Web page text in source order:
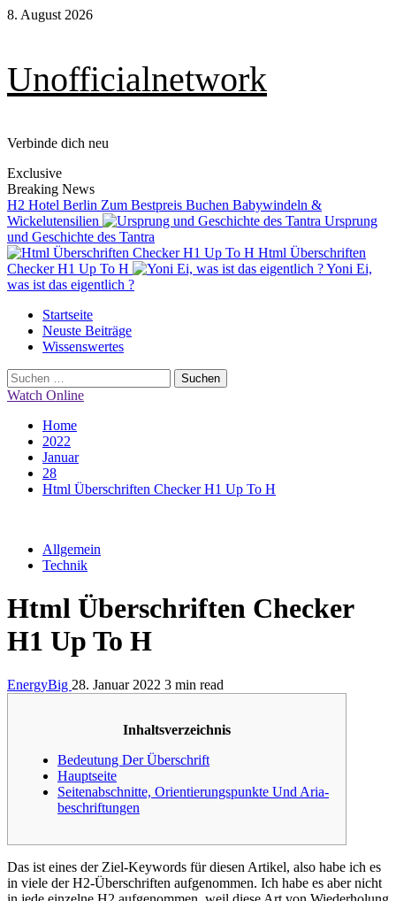
Skip
8. August 2026
Unofficialnetwork
Verbinde dich neu
Exclusive
Breaking News
H2 Hotel Berlin Zum Bestpreis Buchen Babywindeln &
Wickelutensilien
Ursprung
und Geschichte des Tantra
Html Überschriften
Checker H1 Up To H
Yoni Ei,
was ist das eigentlich ?
Primary
Menu
Startseite
Neuste Beiträge
Wissenswertes
Suchen
nach:
Watch Online
Home
2022
Januar
28
Html Überschriften Checker H1 Up To H
Allgemein
Technik
Html Überschriften Checker
H1 Up To H
EnergyBig 28. Januar 2022 3 min read
Inhaltsverzeichnis
Bedeutung Der Überschrift
Hauptseite
Seitenabschnitte, Orientierungspunkte Und Aria-
beschriftungen
Das ist eines der Ziel-Keywords für diesen Artikel, also habe ich es
in viele der H2-Überschriften aufgenommen. Ich habe es aber nicht